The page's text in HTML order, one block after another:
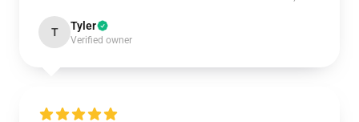
T Tyler
Verified owner